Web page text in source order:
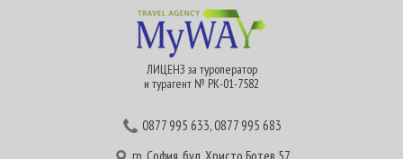
ЛИЦЕНЗ за туроператор
и турагент № РК-01-7582
0877 995 633,0877 995 683